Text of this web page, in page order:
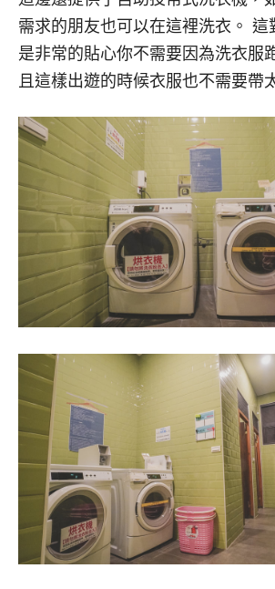
需求的朋友也可以在這裡洗衣。 這
是非常的貼心你不需要因為洗衣服
且這樣出遊的時候衣服也不需要帶